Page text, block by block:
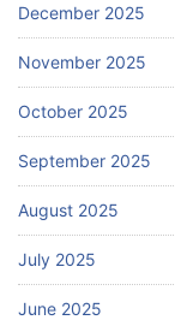
December 2025
November 2025
October 2025
September 2025
August 2025
July 2025
June 2025